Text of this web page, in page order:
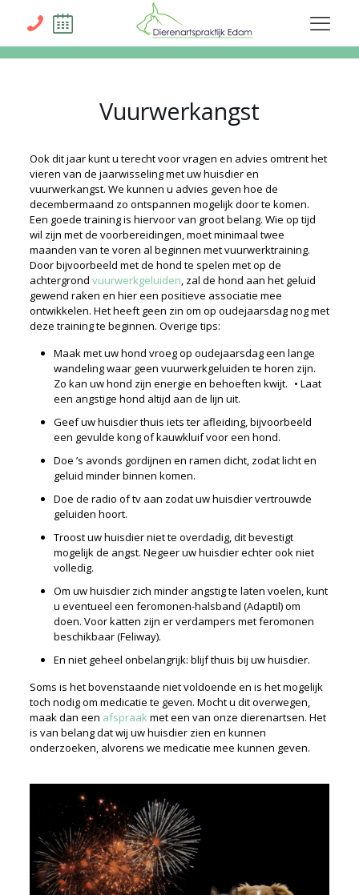
Vuurwerkangst
Ook dit jaar kunt u terecht voor vragen en advies omtrent het
vieren van de jaarwisseling met uw huisdier en
vuurwerkangst. We kunnen u advies geven hoe de
decembermaand zo ontspannen mogelijk door te komen.
Een goede training is hiervoor van groot belang. Wie op tijd
wil zijn met de voorbereidingen, moet minimaal twee
maanden van te voren al beginnen met vuurwerktraining.
Door bijvoorbeeld met de hond te spelen met op de
achtergrond vuurwerkgeluiden, zal de hond aan het geluid
gewend raken en hier een positieve associatie mee
ontwikkelen. Het heeft geen zin om op oudejaarsdag nog met
deze training te beginnen. Overige tips:
Maak met uw hond vroeg op oudejaarsdag een lange
wandeling waar geen vuurwerkgeluiden te horen zijn.
Zo kan uw hond zijn energie en behoeften kwijt. • Laat
een angstige hond altijd aan de lijn uit.
Geef uw huisdier thuis iets ter afleiding, bijvoorbeeld
een gevulde kong of kauwkluif voor een hond.
Doe ’s avonds gordijnen en ramen dicht, zodat licht en
geluid minder binnen komen.
Doe de radio of tv aan zodat uw huisdier vertrouwde
geluiden hoort.
Troost uw huisdier niet te overdadig, dit bevestigt
mogelijk de angst. Negeer uw huisdier echter ook niet
volledig.
Om uw huisdier zich minder angstig te laten voelen, kunt
u eventueel een feromonen-halsband (Adaptil) om
doen. Voor katten zijn er verdampers met feromonen
beschikbaar (Feliway).
En niet geheel onbelangrijk: blijf thuis bij uw huisdier.
Soms is het bovenstaande niet voldoende en is het mogelijk
toch nodig om medicatie te geven. Mocht u dit overwegen,
maak dan een afspraakmet een van onze dierenartsen. Het
is van belang dat wij uw huisdier zien en kunnen
onderzoeken, alvorens we medicatie mee kunnen geven.